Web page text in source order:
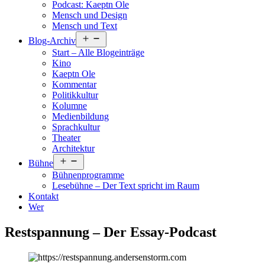
Podcast: Kaeptn Ole
Mensch und Design
Mensch und Text
Blog-Archiv
öffnen
Start – Alle Blogeinträge
Kino
Kaeptn Ole
Kommentar
Politikkultur
Kolumne
Medienbildung
Sprachkultur
Theater
Architektur
Bühne
öffnen
Bühnenprogramme
Lesebühne – Der Text spricht im Raum
Kontakt
Wer
Restspannung – Der Essay-Podcast